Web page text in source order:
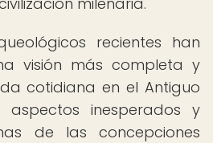
recientes han
visión más completa y
cotidiana en el Antiguo
aspectos inesperados y
de las concepciones